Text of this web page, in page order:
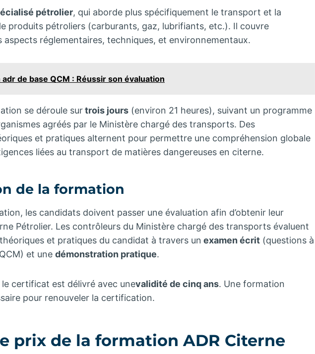
pétrolier, qui aborde plus spécifiquement le transport et la
produits pétroliers (carburants, gaz, lubrifiants, etc.). Il couvre
aspects réglementaires, techniques, et environnementaux.
adr de base QCM : Réussir son évaluation
se déroule surtrois jours (environ 21 heures), suivant un programme
agréés par le Ministère chargé des transports. Des
et pratiques alternent pour permettre une compréhension globale
liées au transport de matières dangereuses en citerne.
de la formation
les candidats doivent passer une évaluation afin d’obtenir leur
Pétrolier. Les contrôleurs du Ministère chargé des transports évaluent
et pratiques du candidat à travers un examen écrit (questions à
et une démonstration pratique.
le certificat est délivré avec unevalidité de cinq ans. Une formation
pour renouveler la certification.
prix de la formation ADR Citerne